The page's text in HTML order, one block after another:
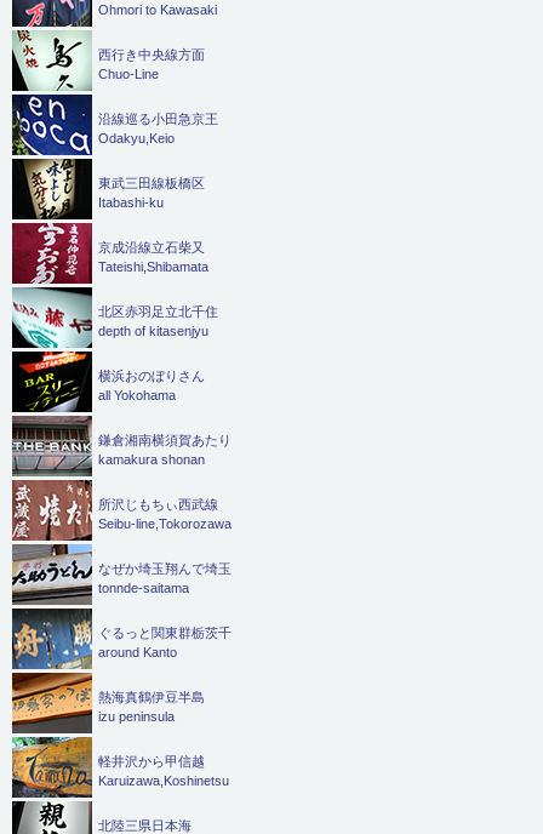
Ohmori to Kawasaki
西行き中央線方面
Chuo-Line
沿線巡る小田急京王
Odakyu,Keio
東武三田線板橋区
Itabashi-ku
京成沿線立石柴又
Tateishi,Shibamata
北区赤羽足立北千住
depth of kitasenjyu
横浜おのぼりさん
all Yokohama
鎌倉湘南横須賀あたり
kamakura shonan
所沢じもちぃ西武線
Seibu-line,Tokorozawa
なぜか埼玉翔んで埼玉
tonnde-saitama
ぐるっと関東群栃茨千
around Kanto
熱海真鶴伊豆半島
izu peninsula
軽井沢から甲信越
Karuizawa,Koshinetsu
北陸三県日本海